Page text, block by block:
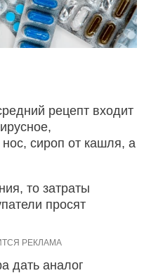
рецепт входит
сироп от кашля, а
то затраты
просят
дать аналог